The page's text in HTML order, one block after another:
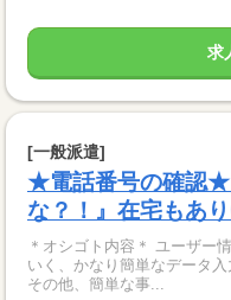
求
[一般派遣]
★電話番号の確認★
な？！』在宅もあ
＊オシゴト内容＊ ユーザー情報を専用フォームに そのまま入力して
いく、かなり簡単なデータ
その他、簡単な事...